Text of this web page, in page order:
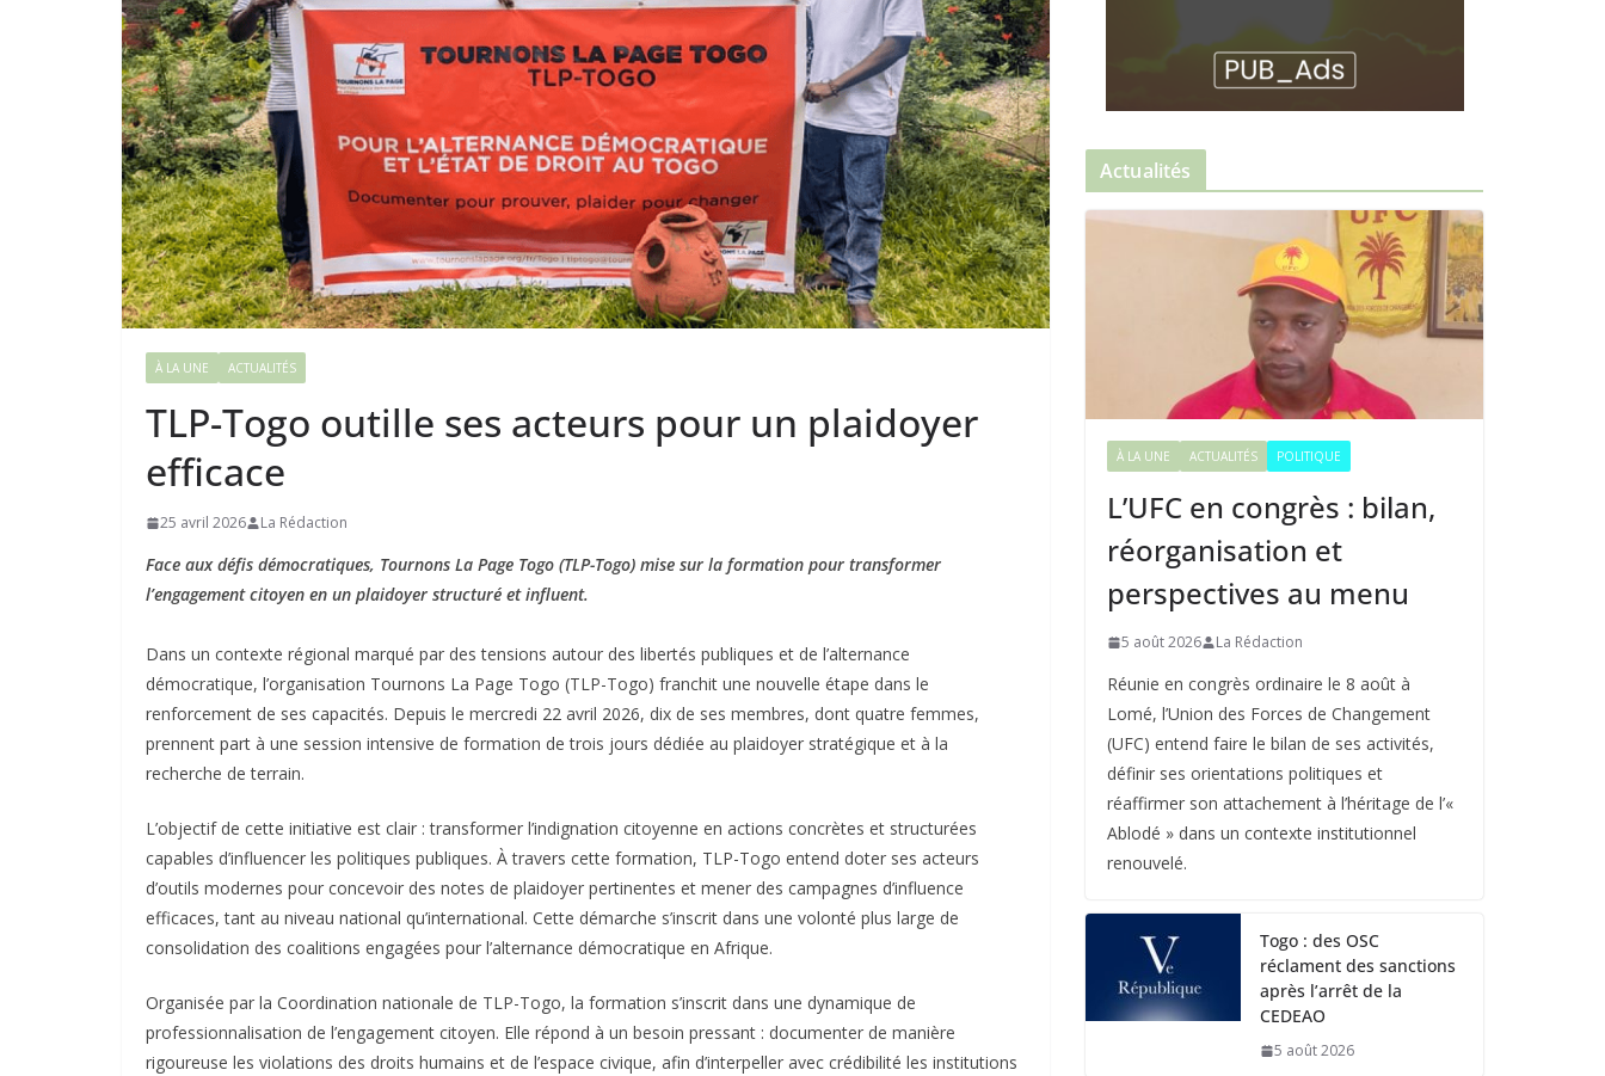
À LA UNE ACTUALITÉS
TLP-Togo outille ses acteurs pour un plaidoyer
efficace
25 avril 2026 La Rédaction
Face aux défis démocratiques, Tournons La Page Togo (TLP-Togo) mise sur la formation pour transformer
l’engagement citoyen en un plaidoyer structuré et influent.
Dans un contexte régional marqué par des tensions autour des libertés publiques et de l’alternance
démocratique, l’organisation Tournons La Page Togo (TLP-Togo) franchit une nouvelle étape dans le
renforcement de ses capacités. Depuis le mercredi 22 avril 2026, dix de ses membres, dont quatre femmes,
prennent part à une session intensive de formation de trois jours dédiée au plaidoyer stratégique et à la
recherche de terrain.
L’objectif de cette initiative est clair : transformer l’indignation citoyenne en actions concrètes et structurées
capables d’influencer les politiques publiques. À travers cette formation, TLP-Togo entend doter ses acteurs
d’outils modernes pour concevoir des notes de plaidoyer pertinentes et mener des campagnes d’influence
efficaces, tant au niveau national qu’international. Cette démarche s’inscrit dans une volonté plus large de
consolidation des coalitions engagées pour l’alternance démocratique en Afrique.
Organisée par la Coordination nationale de TLP-Togo, la formation s’inscrit dans une dynamique de
professionnalisation de l’engagement citoyen. Elle répond à un besoin pressant : documenter de manière
rigoureuse les violations des droits humains et de l’espace civique, afin d’interpeller avec crédibilité les institutions
Actualités
À LA UNE ACTUALITÉS POLITIQUE
L’UFC en congrès : bilan,
réorganisation et
perspectives au menu
5 août 2026 La Rédaction
Réunie en congrès ordinaire le 8 août à
Lomé, l’Union des Forces de Changement
(UFC) entend faire le bilan de ses activités,
définir ses orientations politiques et
réaffirmer son attachement à l’héritage de l’«
Ablodé » dans un contexte institutionnel
renouvelé.
Togo : des OSC
réclament des sanctions
après l’arrêt de la
CEDEAO
5 août 2026